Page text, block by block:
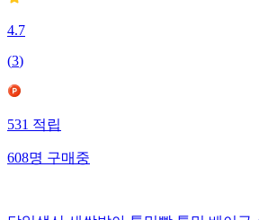
4.7
(3)
531적립
608명구매중